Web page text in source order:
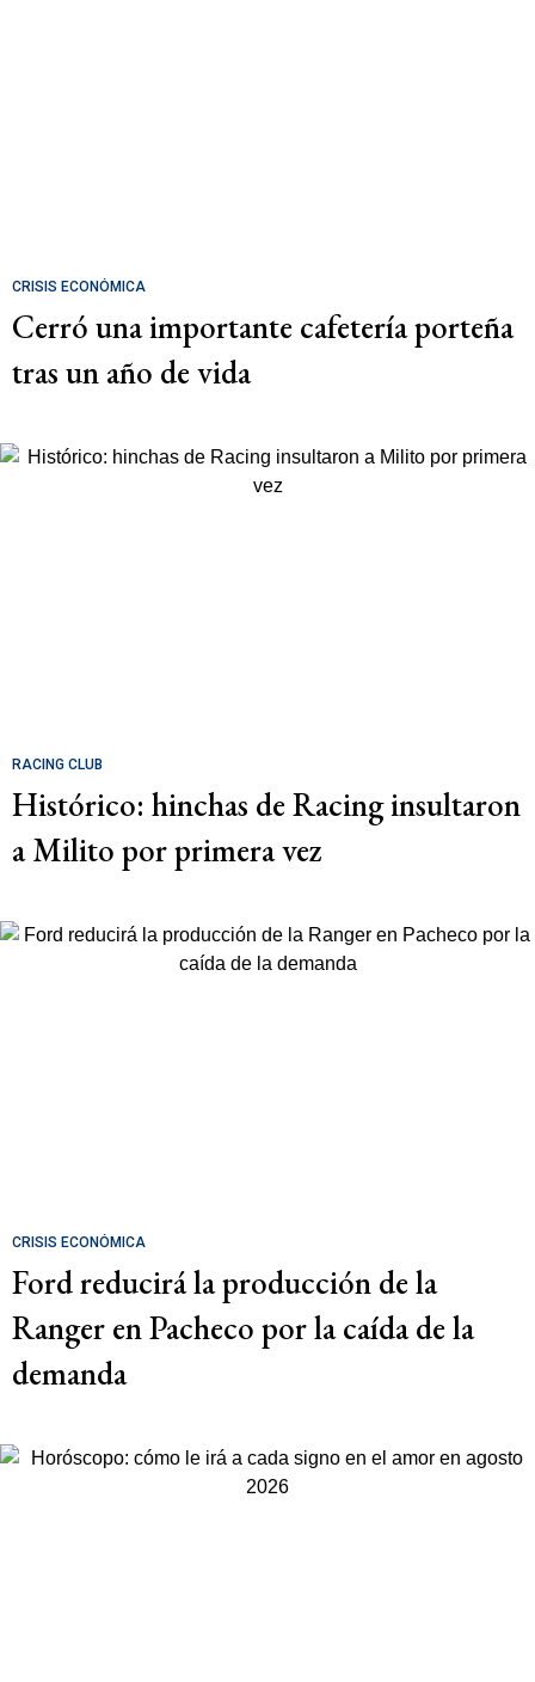
CRISIS ECONÓMICA
Cerró una importante cafetería porteña
tras un año de vida
RACING CLUB
Histórico: hinchas de Racing insultaron
a Milito por primera vez
CRISIS ECONÓMICA
Ford reducirá la producción de la
Ranger en Pacheco por la caída de la
demanda